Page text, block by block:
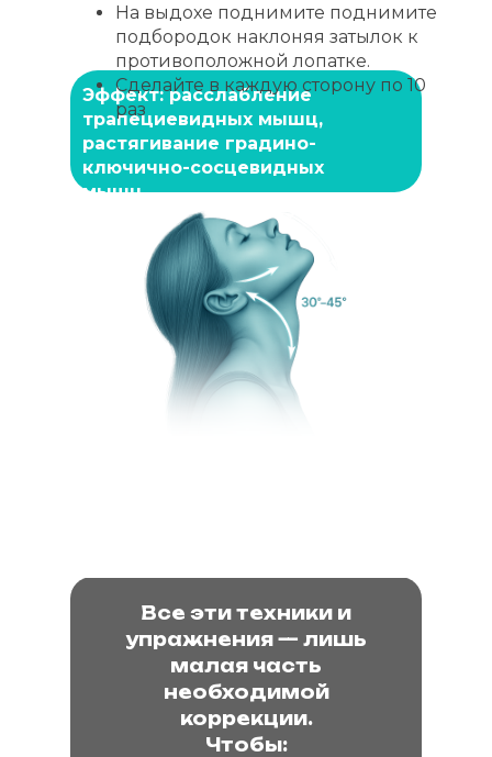
Эффект: расслабление
трапециевидных мышц,
растягивание градино-
ключично-сосцевидных
мышц.
На выдохе поднимите поднимите
подбородок наклоняя затылок к
противоположной лопатке.
Сделайте в каждую сторону по 10
раз
Все эти техники и
упражнения — лишь
малая часть
необходимой
коррекции.
Чтобы: